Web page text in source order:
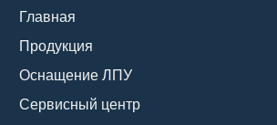
Главная
Продукция
Оснащение ЛПУ
Сервисный центр